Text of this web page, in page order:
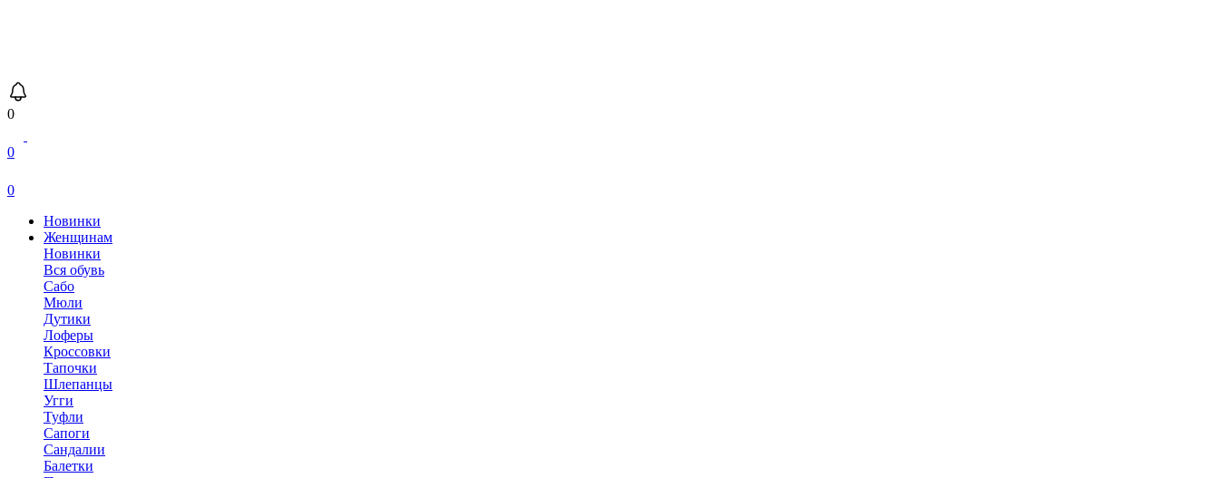
0
0
0
Новинки
Женщинам
Новинки
Вся обувь
Сабо
Мюли
Дутики
Лоферы
Кроссовки
Тапочки
Шлепанцы
Угги
Туфли
Сапоги
Сандалии
Балетки